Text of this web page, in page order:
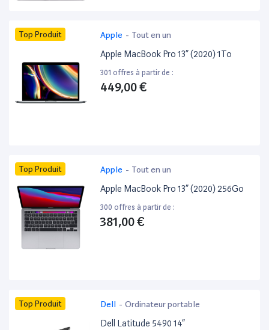
Top Produit Apple - Tout en un
Apple MacBook Pro 13” (2020) 1To
301 offres à partir de :
449,00 €
Top Produit Apple - Tout en un
Apple MacBook Pro 13” (2020) 256Go
300 offres à partir de :
381,00 €
Top Produit Dell - Ordinateur portable
Dell Latitude 5490 14”